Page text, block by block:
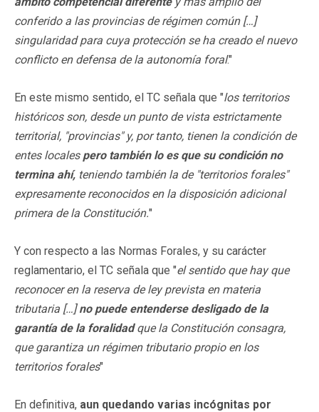
conferido a las provincias de régimen común […]
singularidad para cuya protección se ha creado el nuevo
conflicto en defensa de la autonomía foral."
En este mismo sentido, el TC señala que "los territorios
históricos son, desde un punto de vista estrictamente
territorial, "provincias" y, por tanto, tienen la condición de
entes locales pero también lo es que su condición no
termina ahí, teniendo también la de "territorios forales"
expresamente reconocidos en la disposición adicional
primera de la Constitución."
Y con respecto a las Normas Forales, y su carácter
reglamentario, el TC señala que "el sentido que hay que
reconocer en la reserva de ley prevista en materia
tributaria […]no puede entenderse desligado de la
garantía de la foralidadque la Constitución consagra,
que garantiza un régimen tributario propio en los
territorios forales"
En definitiva, aun quedando varias incógnitas por